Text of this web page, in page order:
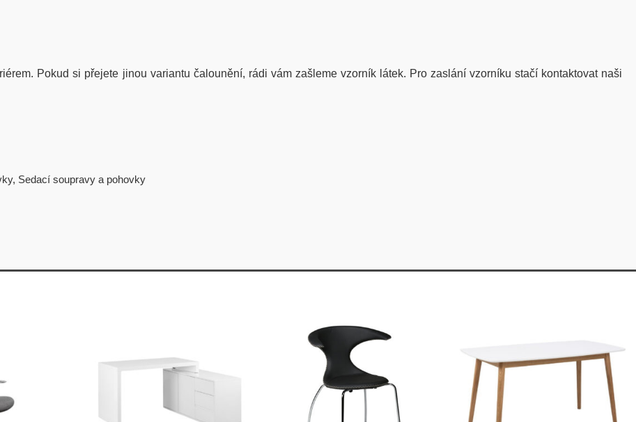
Pokud si přejete jinou variantu čalounění, rádi vám zašleme vzorník látek. Pro zaslání vzorníku stačí kontaktovat naši
, Sedací soupravy a pohovky